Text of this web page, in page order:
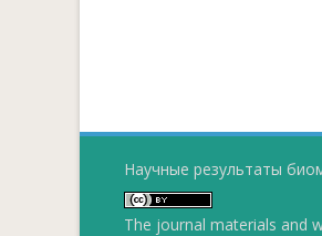
Научные результаты
The journal materials and